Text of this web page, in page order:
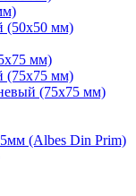
(50х50 мм)
мм)
(75х75 мм)
(75х75 мм)
(Albes Din Prim)